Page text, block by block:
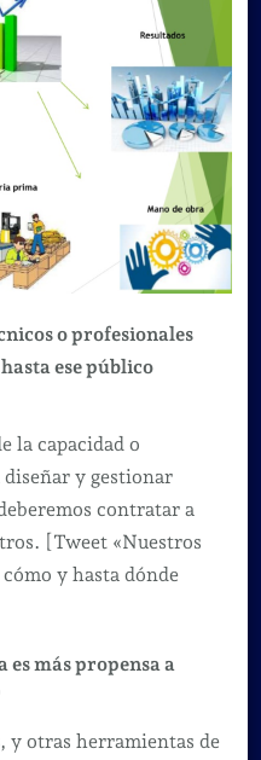
o profesionales
ese público
la capacidad o
y gestionar
contratar a
[Tweet «Nuestros
y hasta dónde
es más propensa a
, y otras herramientas de